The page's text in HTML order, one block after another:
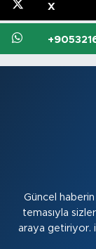
X
Güncel
temasıyla
araya getiriyor.